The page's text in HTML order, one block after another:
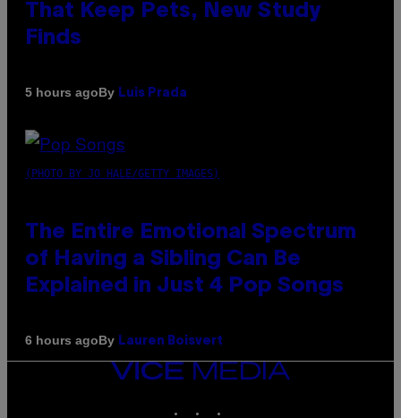
That Keep Pets, New Study
Finds
5 hours agoBy Luis Prada
(PHOTO BY JO HALE/GETTY IMAGES)
The Entire Emotional Spectrum
of Having a Sibling Can Be
Explained in Just 4 Pop Songs
6 hours agoBy Lauren Boisvert
VICE
MEDIA